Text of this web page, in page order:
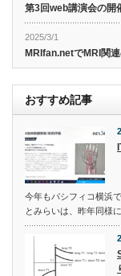
第3回web講演会の開
2025/3/1
MRIfan.netでMRI関
おすすめ記事
今年もパシフィコ横浜
とみらいは、昨年同様